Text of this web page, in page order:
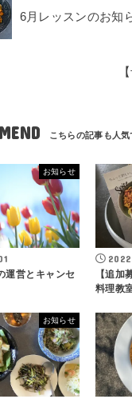
6月レッスンのお知
お知らせ
運営とキャンセ
【追加
料理教
お知らせ